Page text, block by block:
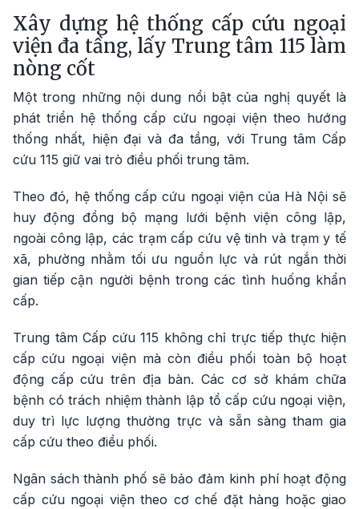
Xây dựng hệ thống cấp cứu ngoại
viện đa tầng, lấy Trung tâm 115 làm
nòng cốt
Một trong những nội dung nổi bật của nghị quyết là
phát triển hệ thống cấp cứu ngoại viện theo hướng
thống nhất, hiện đại và đa tầng, với Trung tâm Cấp
cứu 115 giữ vai trò điều phối trung tâm.
Theo đó, hệ thống cấp cứu ngoại viện của Hà Nội sẽ
huy động đồng bộ mạng lưới bệnh viện công lập,
ngoài công lập, các trạm cấp cứu vệ tinh và trạm y tế
xã, phường nhằm tối ưu nguồn lực và rút ngắn thời
gian tiếp cận người bệnh trong các tình huống khẩn
cấp.
Trung tâm Cấp cứu 115 không chỉ trực tiếp thực hiện
cấp cứu ngoại viện mà còn điều phối toàn bộ hoạt
động cấp cứu trên địa bàn. Các cơ sở khám chữa
bệnh có trách nhiệm thành lập tổ cấp cứu ngoại viện,
duy trì lực lượng thường trực và sẵn sàng tham gia
cấp cứu theo điều phối.
Ngân sách thành phố sẽ bảo đảm kinh phí hoạt động
cấp cứu ngoại viện theo cơ chế đặt hàng hoặc giao